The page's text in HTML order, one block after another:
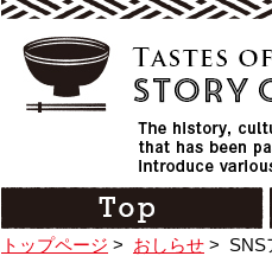
トップページ > おしらせ > SNS